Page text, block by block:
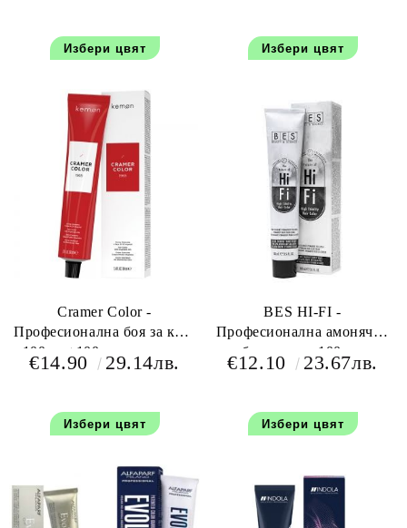
Избери цвят Избери цвят
Cramer Color -
Професионална боя за коса
100 мл+100 мл оксидант
€14.90 29.14лв.
Избери цвят
BES HI-FI -
Професионална амонячна
боя за коса 100 мл
€12.10 23.67лв.
Избери цвят